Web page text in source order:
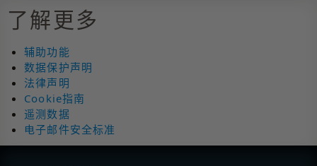
了解更多
辅助功能
数据保护声明
法律声明
Cookie指南
遥测数据
电子邮件安全标准